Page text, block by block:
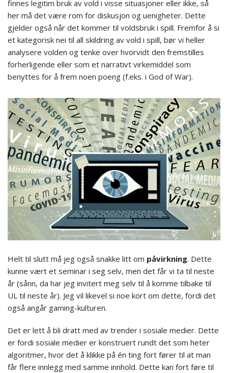
finnes legitim bruk av vold i visse situasjoner eller ikke, så
her må det være rom for diskusjon og uenigheter. Dette
gjelder også når det kommer til voldsbruk i spill. Fremfor å si
et kategorisk nei til all skildring av vold i spill, bør vi heller
analysere volden og tenke over hvorvidt den fremstilles
forherligende eller som et narrativt virkemiddel som
benyttes for å frem noen poeng (f.eks. i God of War).
Helt til slutt må jeg også snakke litt om påvirkning. Dette
kunne vært et seminar i seg selv, men det får vi ta til neste
år (sånn, da har jeg invitert meg selv til å komme tilbake til
UL til neste år). Jeg vil likevel si noe kort om dette, fordi det
også angår gaming-kulturen.
Det er lett å bli dratt med av trender i sosiale medier. Dette
er fordi sosiale medier er konstruert rundt det som heter
algoritmer, hvor det å klikke på én ting fort fører til at man
får flere innlegg med samme innhold. Dette kan fort føre til